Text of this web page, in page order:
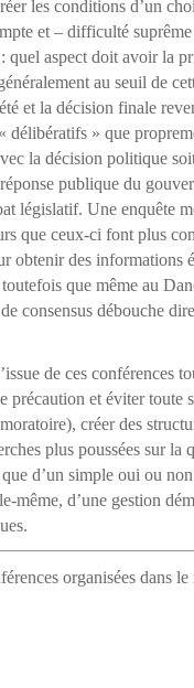
les conditions d’un
et – difficulté
quel aspect doit avoir la
au seuil de
et la décision finale
délibératifs » que
la décision politique
publique du
législatif. Une enquête
que ceux-ci font plus
obtenir des informations
que même au
consensus débouche
de ces conférences
précaution et éviter toute
créer des
plus poussées sur
d’un simple oui ou
même, d’une gestion
organisées dans